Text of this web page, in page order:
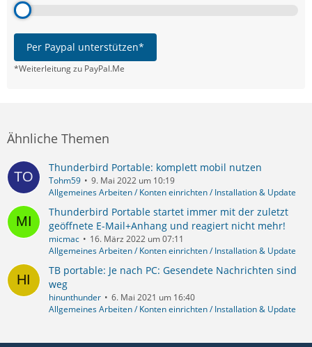
Per Paypal unterstützen*
*Weiterleitung zu PayPal.Me
Ähnliche Themen
Thunderbird Portable: komplett mobil nutzen
Tohm59
9. Mai 2022 um 10:19
Allgemeines Arbeiten / Konten einrichten / Installation & Update
Thunderbird Portable startet immer mit der zuletzt
geöffnete E-Mail+Anhang und reagiert nicht mehr!
micmac
16. März 2022 um 07:11
Allgemeines Arbeiten / Konten einrichten / Installation & Update
TB portable: Je nach PC: Gesendete Nachrichten sind
weg
hinunthunder
6. Mai 2021 um 16:40
Allgemeines Arbeiten / Konten einrichten / Installation & Update